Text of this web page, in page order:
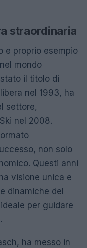
straordinaria
e proprio esempio
mondo
il titolo di
nel 1993, ha
settore,
nel 2008.
non solo
Questi anni
visione unica e
dinamiche del
per guidare
ha messo in